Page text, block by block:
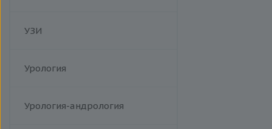
УЗИ
Урология
Урология-андрология